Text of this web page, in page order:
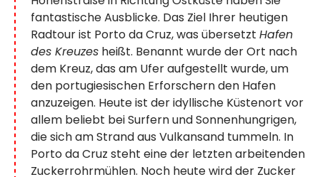
fantastische Ausblicke. Das Ziel Ihrer heutigen
Radtour ist Porto da Cruz, was übersetzt Hafen
des Kreuzes heißt. Benannt wurde der Ort nach
dem Kreuz, das am Ufer aufgestellt wurde, um
den portugiesischen Erforschern den Hafen
anzuzeigen. Heute ist der idyllische Küstenort vor
allem beliebt bei Surfern und Sonnenhungrigen,
die sich am Strand aus Vulkansand tummeln. In
Porto da Cruz steht eine der letzten arbeitenden
Zuckerrohrmühlen. Noch heute wird der Zucker